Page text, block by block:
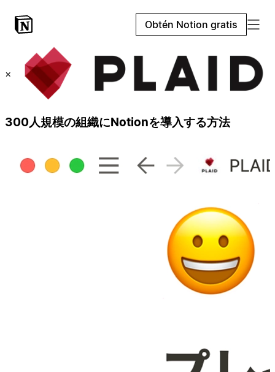
Obtén Notion gratis
×
300人規模の組織にNotionを導入する方法